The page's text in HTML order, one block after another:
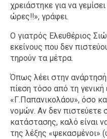
χρειάστηκε για να
ώρες‼️», γράφει.
Ο γιατρός Ελευθέριος
εκείνους που δεν
τηρούν τα μέτρα.
Όπως λέει στην
πίεση τόσο από τη
«Γ.Παπανικολάου», όσο
νομών. Αν δεν πιστεύετε
κατάστασης, καλό είναι
της λέξης «ψεκασμένοι»